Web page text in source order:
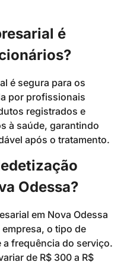
é
é segura para os
por profissionais
registrados e
à saúde, garantindo
após o tratamento.
Odessa?
em Nova Odessa
o tipo de
a frequência do serviço.
de R$ 300 a R$